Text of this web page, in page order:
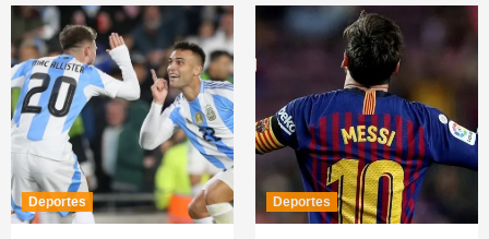
Deportes Deportes